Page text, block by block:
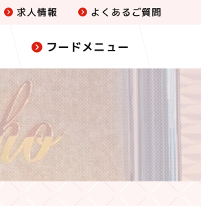
フードメニュー
求人情報 よくあるご質問